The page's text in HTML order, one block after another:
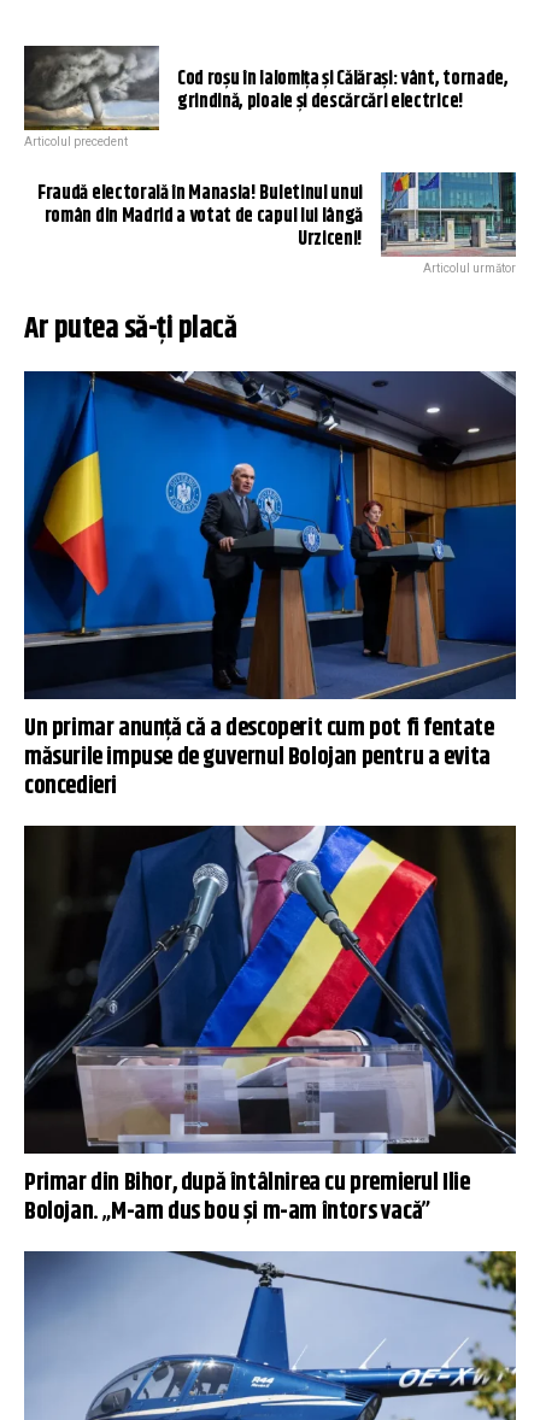
Cod roșu în Ialomița și Călărași: vânt, tornade,
grindină, ploaie și descărcări electrice!
Articolul precedent
Fraudă electorală în Manasia! Buletinul unui
român din Madrid a votat de capul lui lângă
Urziceni!
Articolul următor
Ar putea să-ți placă
Un primar anunță că a descoperit cum pot fi fentate
măsurile impuse de guvernul Bolojan pentru a evita
concedieri
Primar din Bihor, după întâlnirea cu premierul Ilie
Bolojan. „M-am dus bou și m-am întors vacă”